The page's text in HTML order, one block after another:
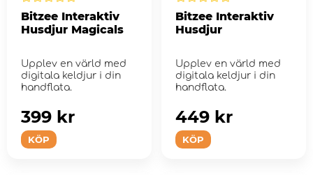
Bitzee Interaktiv
Husdjur Magicals
Upplev en värld med
digitala keldjur i din
handflata.
KÖP
399 kr
Bitzee Interaktiv
Husdjur
Upplev en värld med
digitala keldjur i din
handflata.
KÖP
449 kr